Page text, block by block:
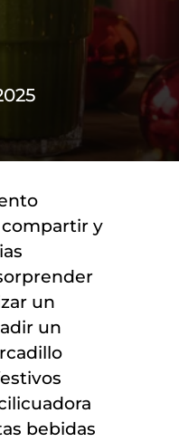
y
un
un
bebidas